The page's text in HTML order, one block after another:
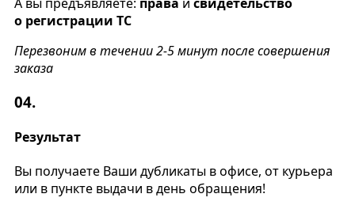
о регистрации ТС
Перезвоним в течении 2-5 минут после совершения
заказа
04.
Результат
Вы получаете Ваши дубликаты в офисе, от курьера
или в пункте выдачи в день обращения!